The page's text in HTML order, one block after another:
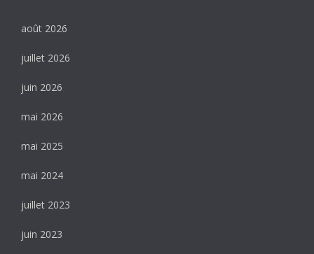
août 2026
juillet 2026
juin 2026
mai 2026
mai 2025
mai 2024
juillet 2023
juin 2023